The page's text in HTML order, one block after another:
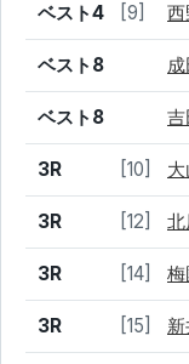
ベスト4 [9]
ベスト8
ベスト8
3R [10]
3R [12] 北
3R [14]
3R [15]